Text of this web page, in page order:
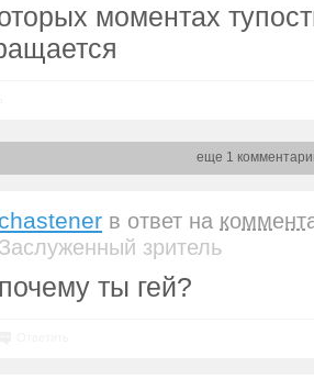
моментах
еще 1
chastener в ответ на
Заслуженный зритель
почему ты гей?